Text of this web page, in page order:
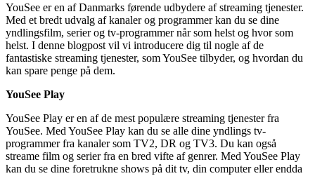
YouSee er en af Danmarks førende udbydere af streaming tjenester.
Med et bredt udvalg af kanaler og programmer kan du se dine
yndlingsfilm, serier og tv-programmer når som helst og hvor som
helst. I denne blogpost vil vi introducere dig til nogle af de
fantastiske streaming tjenester, som YouSee tilbyder, og hvordan du
kan spare penge på dem.
YouSee Play
YouSee Play er en af de mest populære streaming tjenester fra
YouSee. Med YouSee Play kan du se alle dine yndlings tv-
programmer fra kanaler som TV2, DR og TV3. Du kan også
streame film og serier fra en bred vifte af genrer. Med YouSee Play
kan du se dine foretrukne shows på dit tv, din computer eller endda